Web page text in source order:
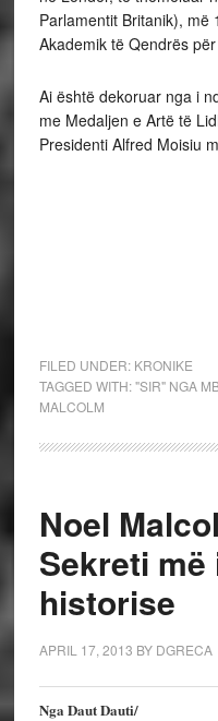
Parlamentit Britanik), më
Akademik të Qendrës
Ai është dekoruar nga i
me Medaljen e Artë të
Presidenti Alfred Moisiu
FILED UNDER: KRONIKE
TAGGED WITH:"SIR" NGA
MALCOLM
Noel
Sekreti më
historise
APRIL 17, 2013 BY DGRECA
Nga Daut Dauti/